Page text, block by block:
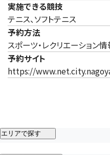
実施できる競技
テニス、ソフトテニス
予約方法
スポーツ・レクリエーション
予約サイト
https://
エリアで探す